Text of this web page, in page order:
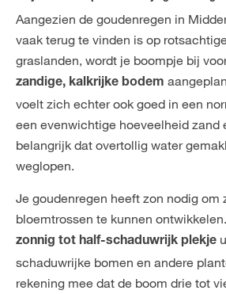
Aangezien de goudenregen in
vaak terug te vinden is op
graslanden, wordt je boompje bij
zandige, kalkrijke bodem
voelt zich echter ook goed in een
een evenwichtige hoeveelheid zand
belangrijk dat overtollig water
weglopen.
Je goudenregen heeft zon nodig om
bloemtrossen te kunnen
zonnig tot half-schaduwrijk plekje
schaduwrijke bomen en andere
rekening mee dat de boom drie tot